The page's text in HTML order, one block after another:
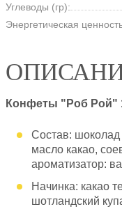
Углеводы (гр):
Энергетическая
Конфеты "Роб Рой"
Состав: шоколад
масло какао,
ароматизатор:
Начинка: какао
шотландский